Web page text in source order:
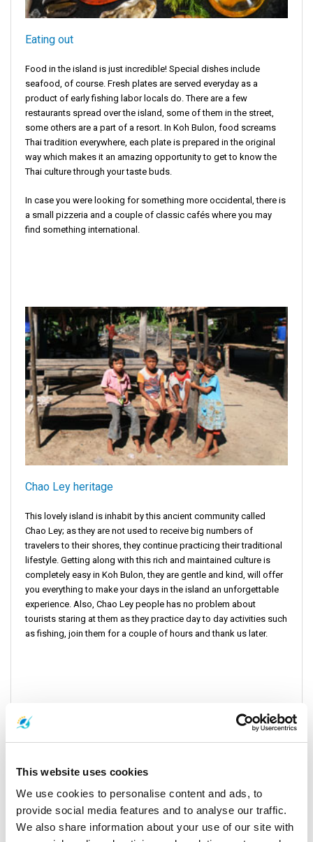
This website uses cookies
We use cookies to personalise content and ads, to
provide social media features and to analyse our traffic.
We also share information about your use of our site with
Eating out
Food in the island is just incredible! Special dishes include
seafood, of course. Fresh plates are served everyday as a
product of early fishing labor locals do. There are a few
restaurants spread over the island, some of them in the street,
some others are a part of a resort. In Koh Bulon, food screams
Thai tradition everywhere, each plate is prepared in the original
way which makes it an amazing opportunity to get to know the
Thai culture through your taste buds.
In case you were looking for something more occidental, there is
a small pizzeria and a couple of classic cafés where you may
find something international.
Chao Ley heritage
This lovely island is inhabit by this ancient community called
Chao Ley; as they are not used to receive big numbers of
travelers to their shores, they continue practicing their traditional
lifestyle. Getting along with this rich and maintained culture is
completely easy in Koh Bulon, they are gentle and kind, will offer
you everything to make your days in the island an unforgettable
experience. Also, Chao Ley people has no problem about
tourists staring at them as they practice day to day activities such
as fishing, join them for a couple of hours and thank us later.